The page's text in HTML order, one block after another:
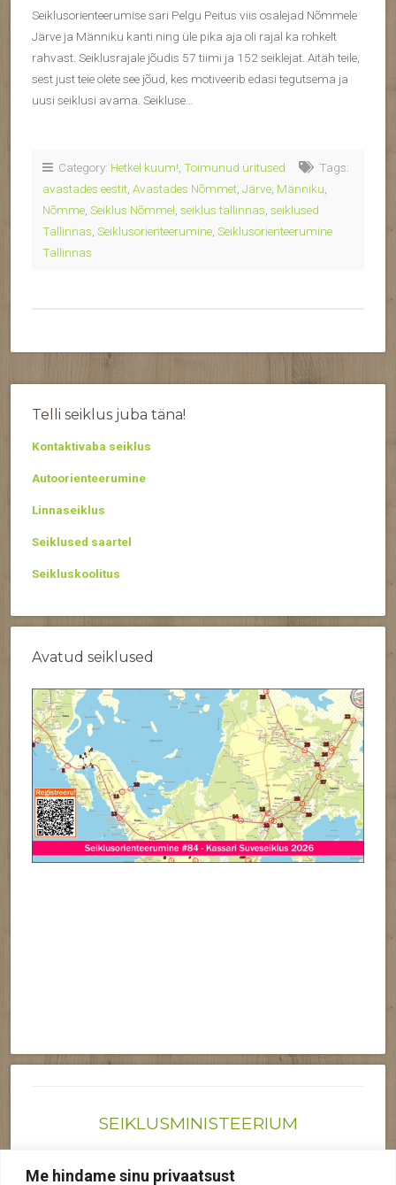
Me hindame sinu privaatsust
Seiklusorienteerumise sari Pelgu Peitus viis osalejad Nõmmele
Järve ja Männiku kanti ning üle pika aja oli rajal ka rohkelt
rahvast. Seiklusrajale jõudis 57 tiimi ja 152 seiklejat. Aitäh teile,
sest just teie olete see jõud, kes motiveerib edasi tegutsema ja
uusi seiklusi avama. Seikluse…
Category: Hetkel kuum! Toimunud üritused
Tags:
avastades eestit Avastades Nõmmet Järve Männiku
Nõmme Seiklus Nõmmel seiklus tallinnas seiklused
Tallinnas Seiklusorienteerumine Seiklusorienteerumine
Tallinnas
Telli seiklus juba täna!
Kontaktivaba seiklus
Autoorienteerumine
Linnaseiklus
Seiklused saartel
Seikluskoolitus
Avatud seiklused
SEIKLUSMINISTEERIUM